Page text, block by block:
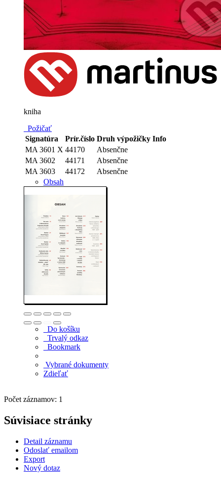
kniha
Požičať
Signatúra
Prír.číslo Druh výpožičky Info
MA 3601 X 44170
Absenčne
MA 3602
44171
Absenčne
MA 3603
44172
Absenčne
Obsah
Do košíku
Trvalý odkaz
Bookmark
Vybrané dokumenty
Zdieľať
Počet záznamov: 1
Súvisiace stránky
Detail záznamu
Odoslať emailom
Export
Nový dotaz